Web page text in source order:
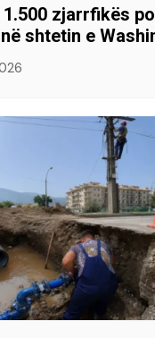
1.500 zjarrfikës
shtetin e